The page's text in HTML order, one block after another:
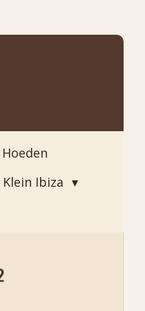
Hoeden
Ibiza